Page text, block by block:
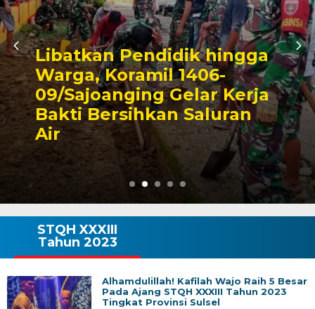
Kerja
Triwulan II 2026,
Pendapatan
Capai 49 Persen,
Rp130 Miliar
STQH XXXIII
Tahun 2023
Alhamdulillah! Kafilah Wajo Raih 5 Besar
Pada Ajang STQH XXXIII Tahun 2023
Tingkat Provinsi Sulsel